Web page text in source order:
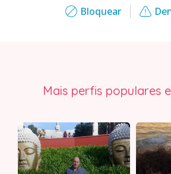
Bloquear
Mais perfis populares